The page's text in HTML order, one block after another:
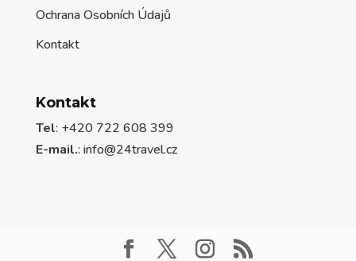
Ochrana Osobních Údajů
Kontakt
Kontakt
Tel: +420 722 608 399
E-mail.: info@24travel.cz